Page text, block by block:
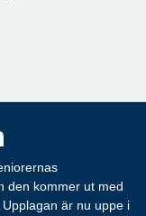
den kommer ut med
är nu uppe i